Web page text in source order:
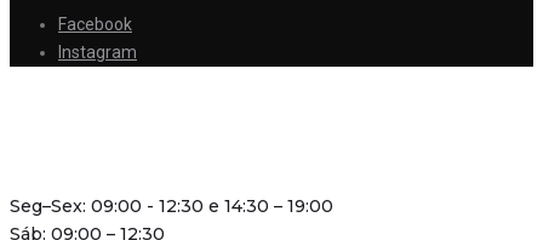
Facebook
Instagram
Seg–Sex: 09:00 - 12:30 e 14:30 – 19:00
Sáb: 09:00 – 12:30